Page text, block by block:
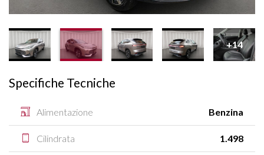
+14
Specifiche Tecniche
Alimentazione Benzina
Cilindrata 1.498